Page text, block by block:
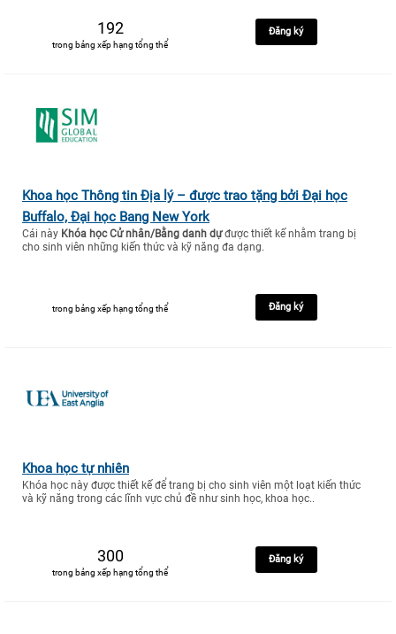
192
trong bảng xếp hạng tổng thể
Đăng ký
Khoa học Thông tin Địa lý – được trao tặng bởi Đại học
Buffalo, Đại học Bang New York
Cái này Khóa học Cử nhân/Bằng danh dựđược thiết kế nhằm trang bị
cho sinh viên những kiến thức và kỹ năng đa dạng.
trong bảng xếp hạng tổng thể Đăng ký
Khoa học tự nhiên
Khóa học này được thiết kế để trang bị cho sinh viên một loạt kiến thức
và kỹ năng trong các lĩnh vực chủ đề như sinh học, khoa học..
300
trong bảng xếp hạng tổng thể
Đăng ký